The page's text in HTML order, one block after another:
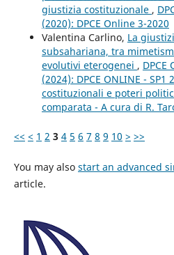
giustizia costituzionale ,
(2020): DPCE Online 3-2020
Valentina Carlino, La
subsahariana, tra
evolutivi eterogenei , DPCE
(2024): DPCE ONLINE -
costituzionali e poteri
comparata - A cura di R.
<< < 1 2 3 4 5 6 7 8 9 10 > >>
You may also start an advanced
article.